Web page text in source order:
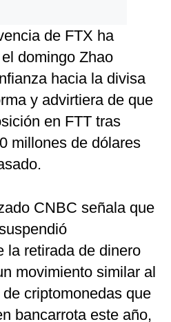
de FTX ha
domingo Zhao
hacia la divisa
y advirtiera de que
en FTT tras
millones de dólares
CNBC señala que
la retirada de dinero
movimiento similar al
criptomonedas que
bancarrota este año,